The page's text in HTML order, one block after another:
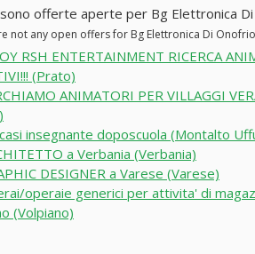
offerte aperte per Bg Elettronica
not any open offers for Bg Elettronica Di
RSH ENTERTAINMENT RICERCA
(Prato)
ANIMATORI PER VILLAGGI
insegnante doposcuola (Montalto
a Verbania (Verbania)
DESIGNER a Varese (Varese)
operaie generici per attivita' di
(Volpiano)